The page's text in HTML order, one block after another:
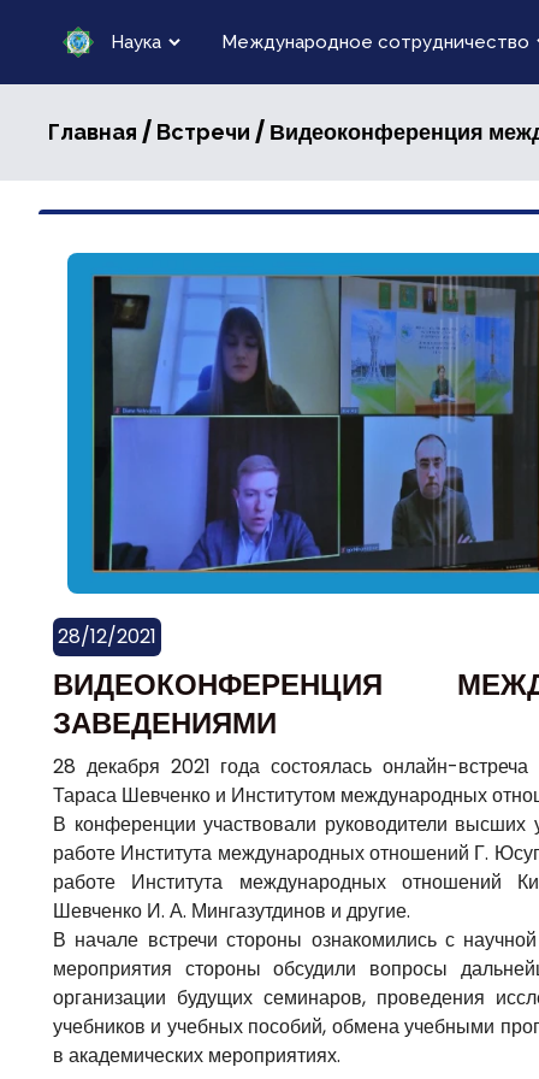
Наука Международное сотрудничество
Главная / Встречи / Видеоконференция
28/12/2021
ВИДЕОКОНФЕРЕНЦИЯ
ЗАВЕДЕНИЯМИ
28 декабря 2021 года состоялась онлайн-
Тараса Шевченко и Институтом международных
В конференции участвовали руководители
работе Института международных отношений Г.
работе Института международных отношений
Шевченко И. А. Мингазутдинов и другие.
В начале встречи стороны ознакомились с
мероприятия стороны обсудили вопросы
организации будущих семинаров, проведения
учебников и учебных пособий, обмена учебными
в академических мероприятиях.